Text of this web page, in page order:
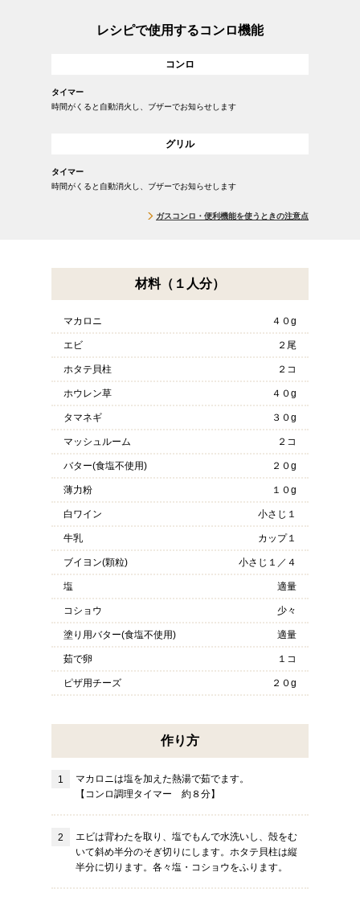
レシピで使用するコンロ機能
コンロ
タイマー
時間がくると自動消火し、ブザーでお知らせします
グリル
タイマー
時間がくると自動消火し、ブザーでお知らせします
ガスコンロ・便利機能を使うときの注意点
材料（１人分）
マカロニ ４０g
エビ ２尾
ホタテ貝柱 ２コ
ホウレン草 ４０g
タマネギ ３０g
マッシュルーム ２コ
バター(食塩不使用) ２０g
薄力粉 １０g
白ワイン 小さじ１
牛乳 カップ１
ブイヨン(顆粒) 小さじ１／４
塩 適量
コショウ 少々
塗り用バター(食塩不使用) 適量
茹で卵 １コ
ピザ用チーズ ２０g
作り方
マカロニは塩を加えた熱湯で茹でます。
【コンロ調理タイマー 約８分】
エビは背わたを取り、塩でもんで水洗いし、殻をむ
いて斜め半分のそぎ切りにします。ホタテ貝柱は縦
半分に切ります。各々塩・コショウをふります。